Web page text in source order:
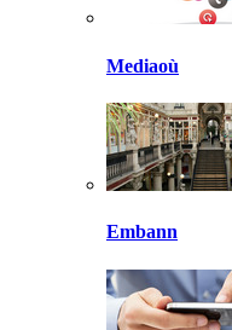
Mediaoù
Embann